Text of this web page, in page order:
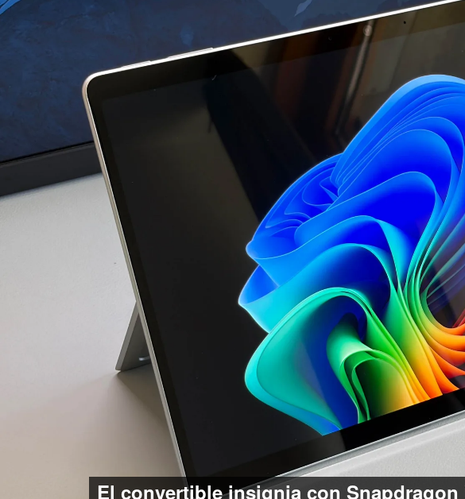
El convertible insignia con